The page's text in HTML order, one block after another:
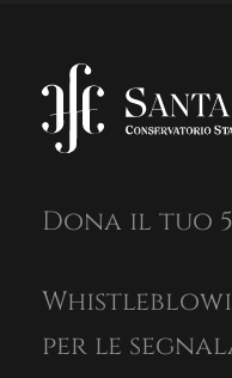
Dona il tuo
per le